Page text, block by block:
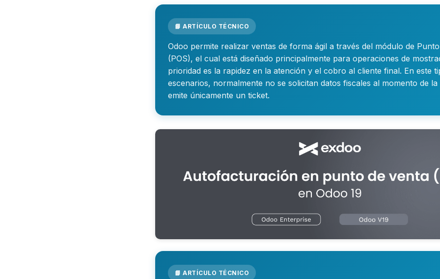
📘 ARTÍCULO TÉCNICO
Odoo permite realizar ventas de forma ágil a través del módulo de
(POS), el cual está diseñado principalmente para operaciones de
prioridad es la rapidez en la atención y el cobro al cliente final. En este
escenarios, normalmente no se solicitan datos fiscales al momento de
emite únicamente un ticket.
📘 ARTÍCULO TÉCNICO